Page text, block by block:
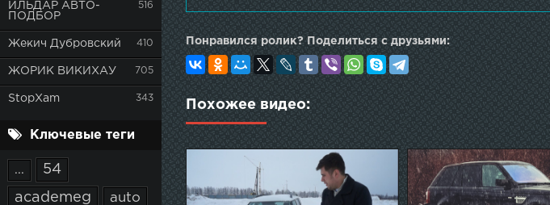
ИЛЬДАР АВТО-
ПОДБОР
516
Жекич Дубровский 410
ЖОРИК ВИКИХАУ 705
StopXam 343
Ключевые теги
... 54
academeg auto
Понравился ролик? Поделиться с друзьями:
Похожее видео: